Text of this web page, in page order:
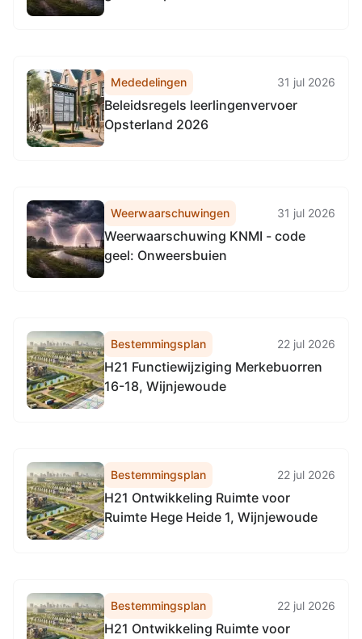
Mededelingen 31 jul 2026
Beleidsregels leerlingenvervoer
Opsterland 2026
Weerwaarschuwingen 31 jul 2026
Weerwaarschuwing KNMI - code
geel: Onweersbuien
Bestemmingsplan 22 jul 2026
H21 Functiewijziging Merkebuorren
16-18, Wijnjewoude
Bestemmingsplan 22 jul 2026
H21 Ontwikkeling Ruimte voor
Ruimte Hege Heide 1, Wijnjewoude
Bestemmingsplan 22 jul 2026
H21 Ontwikkeling Ruimte voor